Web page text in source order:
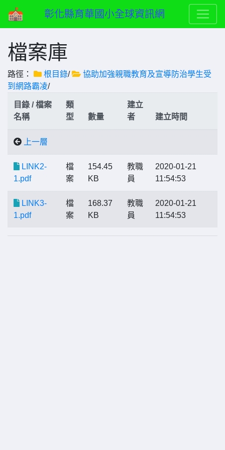
彰化縣育華國小全球資訊網
檔案庫
路徑： 根目錄/
協助加強親職教育及宣導防治學生受
到網路霸凌/
目錄 / 檔案
名稱
類
型
數量
建立
者
建立時間
上一層
LINK2-
1.pdf
檔
案
154.45
KB
教職
員
2020-01-21
11:54:53
LINK3-
1.pdf
檔
案
168.37
KB
教職
員
2020-01-21
11:54:53